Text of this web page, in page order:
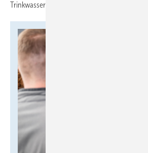
Trinkwasserplanung ist.